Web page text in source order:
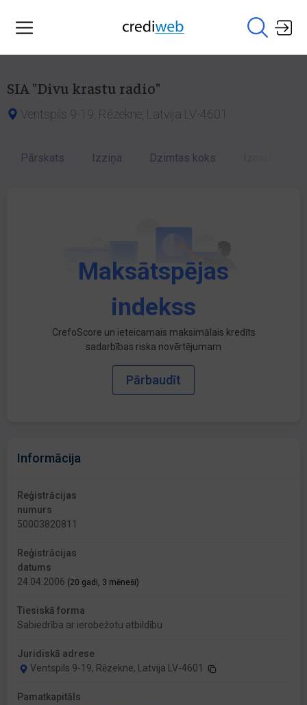
SIA "Divu krastu radio"
Ventspils 9-19, Rēzekne, Latvija LV-4601
Pārskats Izziņa Dzimtas koks
Maksātspējas
indekss
CrefoScore un ieteicamais maksimālais kredīts
sadarbības riska novērtējumam
Pārbaudīt
Informācija
Reģistrācijas
numurs
50003820811
Reģistrācijas
datums
24.04.2006 (20 gadi, 3 mēneši)
Tiesiskā forma
Sabiedrība ar ierobežotu atbildību
Juridiskā adrese
Ventspils 9-19, Rēzekne, Latvija LV-4601
Pamatkapitāls